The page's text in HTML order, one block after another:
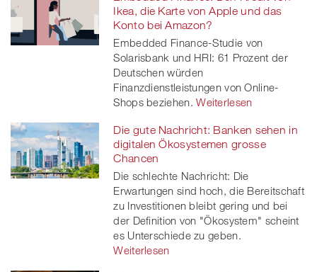
Ikea, die Karte von Apple und das
Konto bei Amazon?
Embedded Finance-Studie von
Solarisbank und HRI: 61 Prozent der
Deutschen würden
Finanzdienstleistungen von Online-
Shops beziehen. Weiterlesen
Die gute Nachricht: Banken sehen in
digitalen Ökosystemen grosse
Chancen
Die schlechte Nachricht: Die
Erwartungen sind hoch, die Bereitschaft
zu Investitionen bleibt gering und bei
der Definition von "Ökosystem" scheint
es Unterschiede zu geben.
Weiterlesen